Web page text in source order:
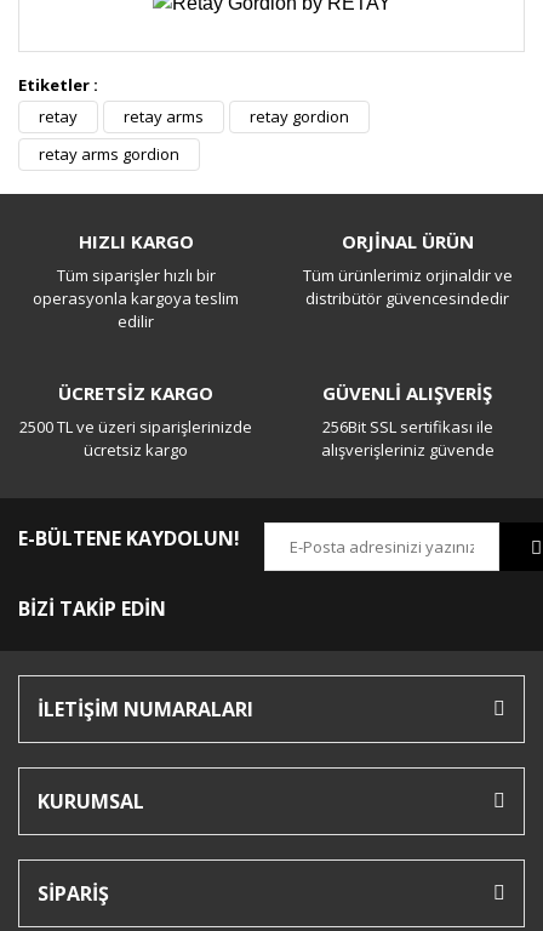
Bu ürüne ilk yorumu siz yapın!
Etiketler :
retay
retay arms
retay gordion
retay arms gordion
HIZLI KARGO
Tüm siparişler hızlı bir
operasyonla kargoya teslim
edilir
ORJİNAL ÜRÜN
Tüm ürünlerimiz orjinaldir ve
distribütör güvencesindedir
ÜCRETSİZ KARGO
2500 TL ve üzeri siparişlerinizde
ücretsiz kargo
GÜVENLİ ALIŞVERİŞ
256Bit SSL sertifikası ile
alışverişleriniz güvende
E-BÜLTENE KAYDOLUN!
BİZİ TAKİP EDİN
İLETİŞİM NUMARALARI
KURUMSAL
SİPARİŞ